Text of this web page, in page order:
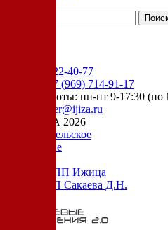
+7 (905) 222-40-77
+7 (969) 714-91-17
режим работы: пн-пт 9-17:30
order@ijiza.ru
© ИЖИЦА 2026
Пользовательское
соглашение
Оферта НПП Ижица
Оферта ИП Сакаева Д.Н.